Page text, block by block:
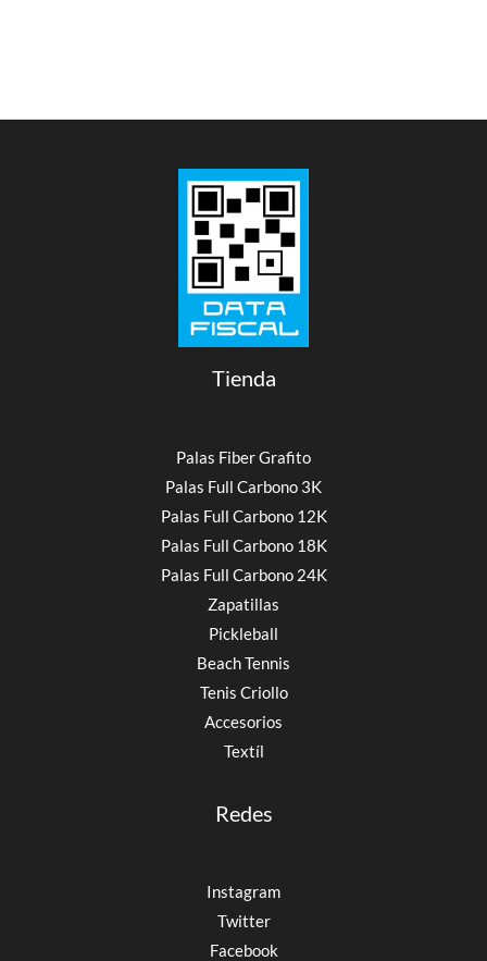
Tienda
Palas Fiber Grafito
Palas Full Carbono 3K
Palas Full Carbono 12K
Palas Full Carbono 18K
Palas Full Carbono 24K
Zapatillas
Pickleball
Beach Tennis
Tenis Criollo
Accesorios
Textíl
Redes
Instagram
Twitter
Facebook